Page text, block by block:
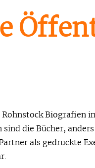
Biografien
die Bücher,
als gedruckte